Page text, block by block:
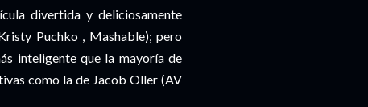
divertida y deliciosamente
Puchko , Mashable); pero
inteligente que la mayoría de
como la de Jacob Oller (AV